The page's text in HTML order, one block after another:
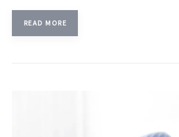
READ MORE